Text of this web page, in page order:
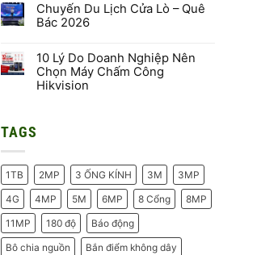
Là
Gì?
Công
Xử
Lý
Hình
Ảnh
Camera
bình
luận
ở
Lỗi
Khi
Chọn
Ổ
Chuyến Du Lịch Cửa Lò – Quê
Bác 2026
bình
luận
ở
Chuyến
–
2026
10 Lý Do Doanh Nghiệp Nên
Chọn Máy Chấm Công
Hikvision
ở
Do
Doanh
Nghiệp
Nên
Chọn
Máy
Chấm
Công
Hikvision
TAGS
1TB 2MP 3 ỐNG KÍNH 3M
3MP
4G
4MP 5M 6MP 8 Cổng
8MP
11MP
180 độ
Báo động
Bô chia nguồn
Bắn điểm không dây